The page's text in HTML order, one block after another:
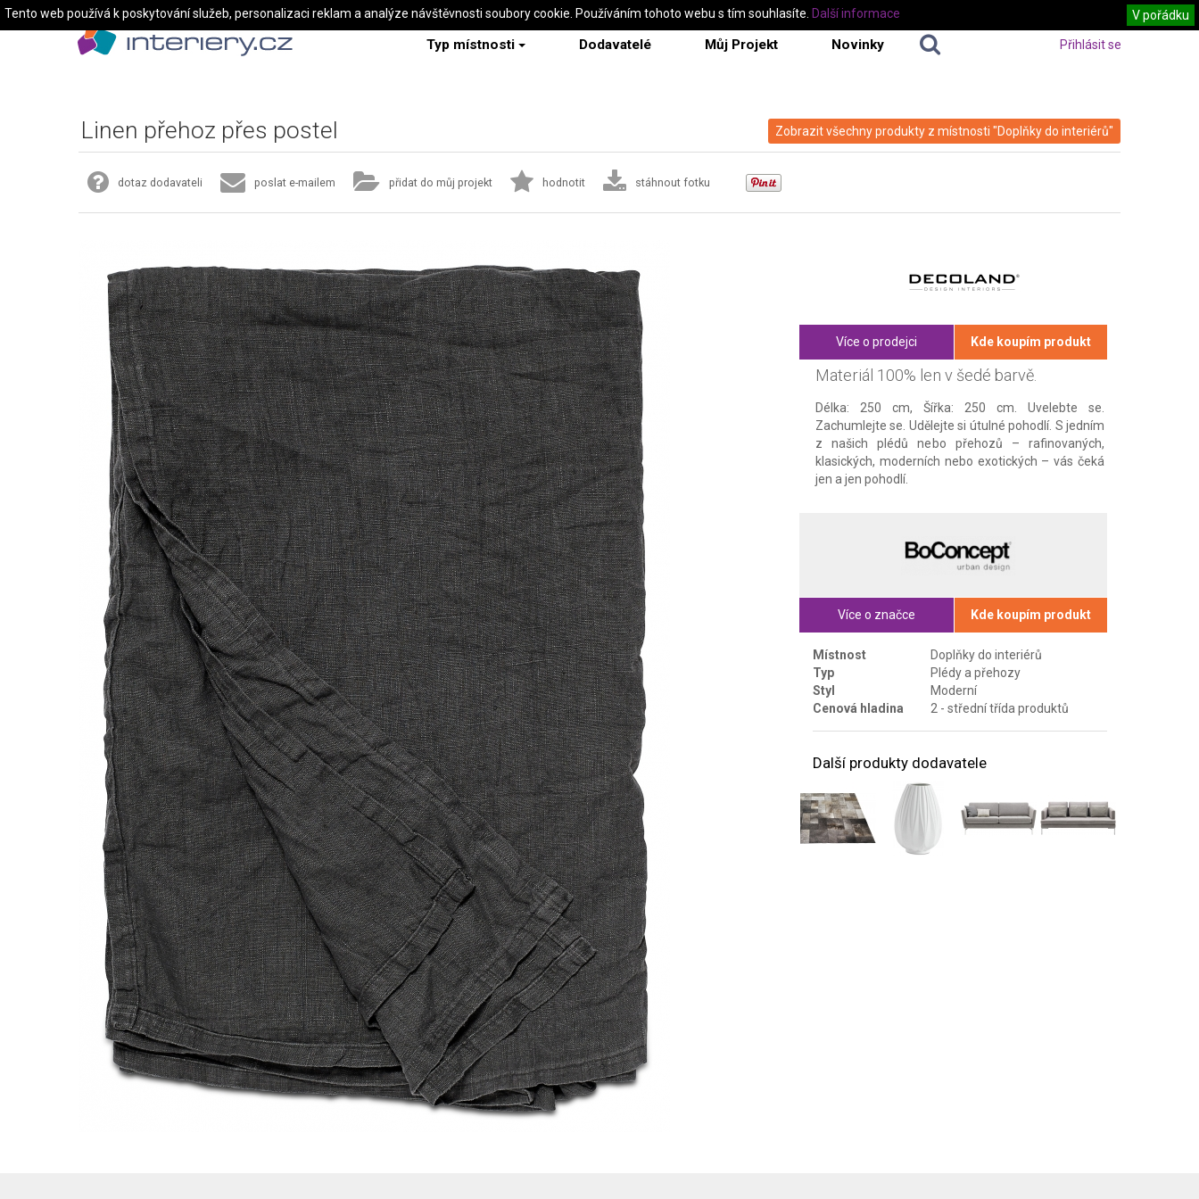
Typ místnosti Dodavatelé Můj Projekt Novinky Přihlásit se
Zobrazit všechny produkty z místnosti "Doplňky do interiérů"
Linen přehoz přes postel
dotaz dodavateli poslat e-mailem přidat do můj projekt hodnotit stáhnout fotku
Více o prodejci Kde koupím produkt
Materiál 100% len v šedé barvě.
Délka: 250 cm, Šířka: 250 cm. Uvelebte se.
Zachumlejte se. Udělejte si útulné pohodlí. S jedním
z našich plédů nebo přehozů – rafinovaných,
klasických, moderních nebo exotických – vás čeká
jen a jen pohodlí.
Více o značce Kde koupím produkt
Místnost
Doplňky do interiérů
Typ
Plédy a přehozy
Styl
Moderní
Cenová hladina
2 - střední třída produktů
Další produkty dodavatele
Tento web používá k poskytování služeb, personalizaci reklam a analýze návštěvnosti soubory cookie. Používáním tohoto webu s tím souhlasíte. V pořádku
Další informace